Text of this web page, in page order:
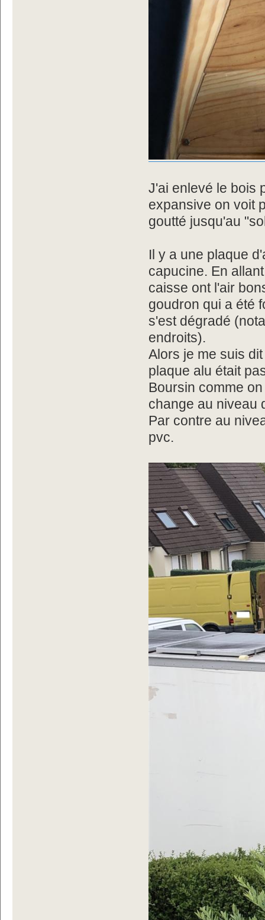
J'ai enlevé le bois
expansive on voit
goutté jusqu'au
Il y a une plaque
capucine. En
caisse ont l'air
goudron qui a été
s'est dégradé
endroits).
Alors je me suis
plaque alu était
Boursin comme
change au niveau
Par contre au
pvc.